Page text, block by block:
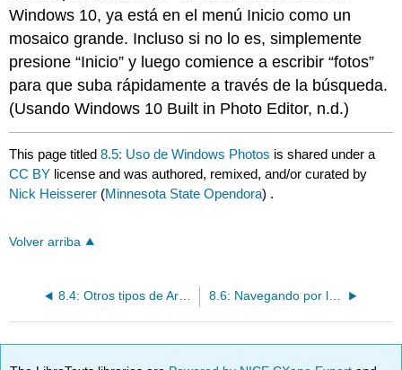
Windows 10, ya está en el menú Inicio como un
mosaico grande. Incluso si no lo es, simplemente
presione “Inicio” y luego comience a escribir “fotos”
para que suba rápidamente a través de la búsqueda.
(Usando Windows 10 Built in Photo Editor, n.d.)
This page titled8.5: Uso de Windows Photos is shared under a
CC BY license and was authored, remixed, and/or curated by
Nick Heisserer (Minnesota State Opendora) .
Volver arriba
8.4: Otros tipos de Archivos Populares